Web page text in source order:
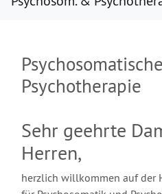
Psychotherapie
Sehr geehrte
Herren,
herzlich willkommen auf der